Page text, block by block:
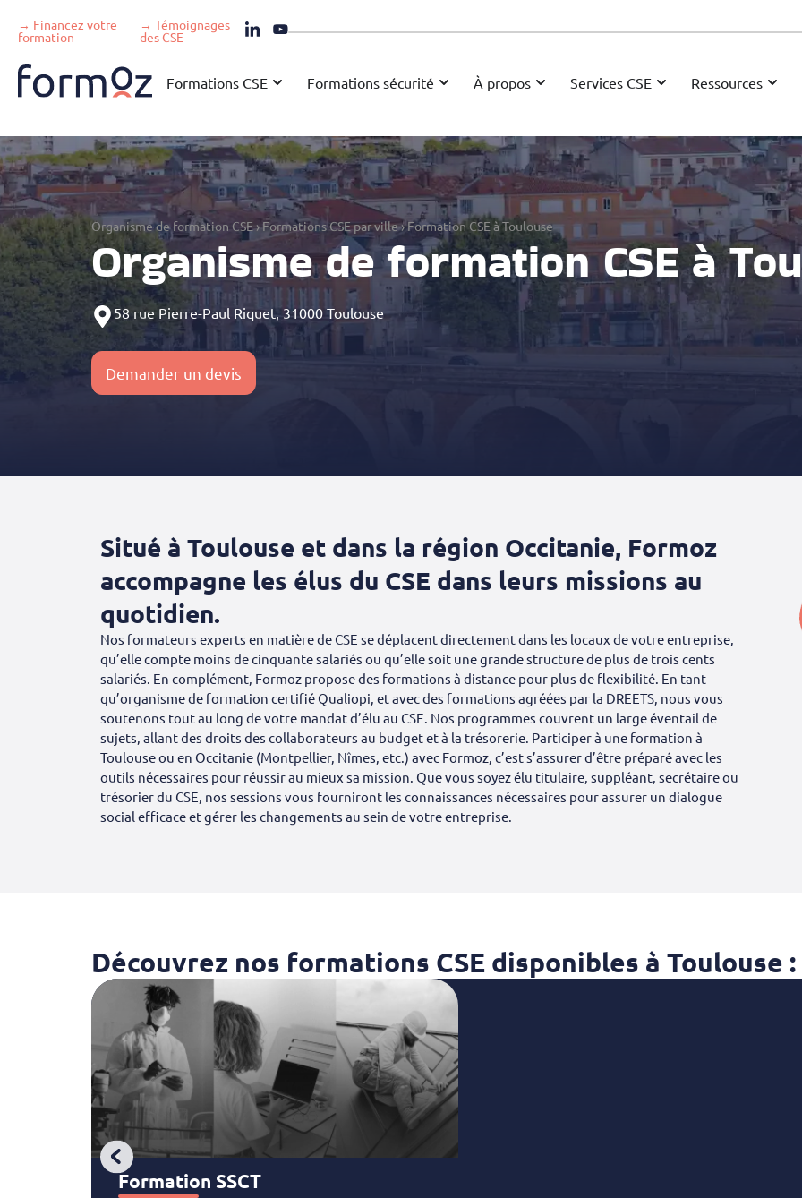
→ Financez votre
formation
→ Témoignages
des CSE
Formations CSE Formations sécurité À propos Services CSE Ressources
Organisme de formation CSE›Formations CSE par ville›Formation CSE à Toulouse
Organisme de formation CSE à
58 rue Pierre-Paul Riquet, 31000 Toulouse
Demander un devis
Situé à Toulouse et dans la région Occitanie, Formoz
accompagne les élus du CSE dans leurs missions au
quotidien.
Nos formateurs experts en matière de CSE se déplacent directement dans les locaux de votre entreprise,
qu’elle compte moins de cinquante salariés ou qu’elle soit une grande structure de plus de trois cents
salariés. En complément, Formoz propose des formations à distance pour plus de flexibilité. En tant
qu’organisme de formation certifié Qualiopi, et avec des formations agréées par la DREETS, nous vous
soutenons tout au long de votre mandat d’élu au CSE. Nos programmes couvrent un large éventail de
sujets, allant des droits des collaborateurs au budget et à la trésorerie. Participer à une formation à
Toulouse ou en Occitanie (Montpellier, Nîmes, etc.) avec Formoz, c’est s’assurer d’être préparé avec les
outils nécessaires pour réussir au mieux sa mission. Que vous soyez élu titulaire, suppléant, secrétaire ou
trésorier du CSE, nos sessions vous fourniront les connaissances nécessaires pour assurer un dialogue
social efficace et gérer les changements au sein de votre entreprise.
Découvrez nos formations CSE disponibles à Toulouse :
Formation SSCT